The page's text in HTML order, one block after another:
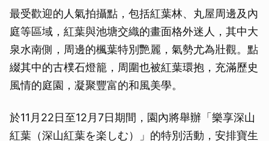
最受歡迎的人氣拍攝點，包括紅葉林、丸屋周邊及內
庭等區域，紅葉與池塘交織的畫面格外迷人，其中大
泉水南側，周邊的楓葉特別艷麗，氣勢尤為壯觀。點
綴其中的古樸石燈籠，周圍也被紅葉環抱，充滿歷史
風情的庭園，凝聚豐富的和風美學。
於11月22日至12月7日期間，園內將舉辦「樂享深山
紅葉（深山紅葉を楽しむ）」的特別活動，安排寶生